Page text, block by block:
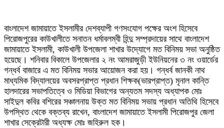
বাংলাদেশ জামায়াতে ইসলামীর দেশব্যাপী গণসংযোগ পক্ষের অংশ হিসেবে
পিরোজপুরের কাউখালীতে সনাতন ধর্মাবলম্বী হিন্দু সম্প্রদায়ের সাথে বাংলাদেশ
জামায়াতে ইসলামী, কাউখালী উপজেলা শাখার উদ্যোগে মত বিনিময় সভা অনুষ্ঠিত
হয়েছে। শনিবার বিকালে উপজেলার ২ নং আমরাজুড়ী ইউনিয়নের ৩ নং ওয়ার্ডের
গন্ধর্ব বাজারে এ মত বিনিময় সভার আয়োজন করা হয়। গন্ধর্ব জানকী নাথ
মাধ্যমিক বিদ্যালয়ের অবসরপ্রাপ্ত প্রধান শিক্ষক(ভারপ্রাপ্ত) মৃনাল কান্তি
হালদারের সভাপতিত্বে ও মিডিয়া বিভাগের অন্যতম সদস্য অধ্যাপক মোঃ
সাইদুল কবির বশিরের সঞ্চালনায় উক্ত মত বিনিময় সভায় প্রধান অতিথি হিসেবে
উপস্থিত থেকে বক্তব্য রাখেন, বাংলাদেশ জামায়াতে ইসলামী পিরোজপুর জেলা
শাখার সেক্রেটারী অধ্যক্ষ মোঃ জহিরুল হক।